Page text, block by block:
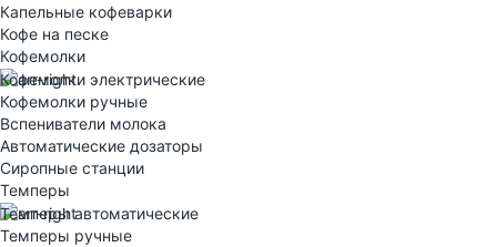
Капельные кофеварки
Кофе на песке
Кофемолки
Кофемолки электрические
Кофемолки ручные
Вспениватели молока
Автоматические дозаторы
Сиропные станции
Темперы
Темперы автоматические
Темперы ручные